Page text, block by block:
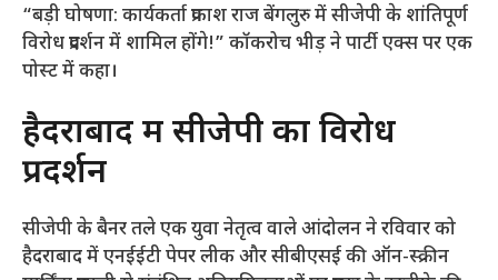
“बड़ी घोषणा: कार्यकर्ता प्रकाश राज बेंगलुरु में सीजेपी के शांतिपूर्ण
विरोध प्रदर्शन में शामिल होंगे!” कॉकरोच भीड़ ने पार्टी एक्स पर एक
पोस्ट में कहा।
हैदराबाद में सीजेपी का विरोध
प्रदर्शन
सीजेपी के बैनर तले एक युवा नेतृत्व वाले आंदोलन ने रविवार को
हैदराबाद में एनईईटी पेपर लीक और सीबीएसई की ऑन-स्क्रीन